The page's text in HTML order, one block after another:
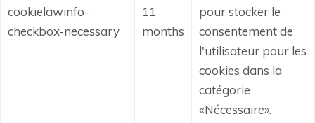
cookielawinfo-
checkbox-necessary
11
months
pour stocker le
consentement de
l'utilisateur pour les
cookies dans la
catégorie
«Nécessaire».